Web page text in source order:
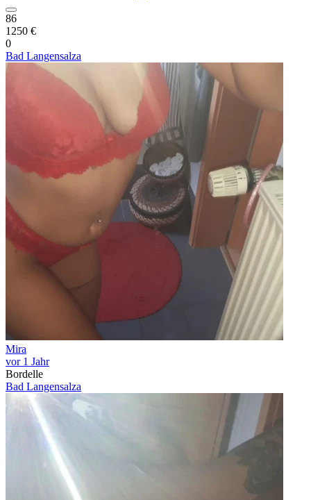
86
1250 €
0
Bad Langensalza
Mira
vor 1 Jahr
Bordelle
Bad Langensalza